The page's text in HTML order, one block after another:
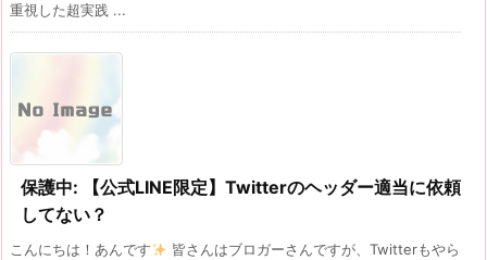
重視した超実践 ...
保護中: 【公式LINE限定】Twitterのヘッダー適当に依頼
してない？
こんにちは！あんです
皆さんはブロガーさんですが、Twitterもやら